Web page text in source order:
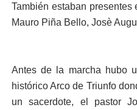
También estaban
Mauro Piña Bello, Josè
Antes de la marcha hubo
histórico Arco de Triunfo
un sacerdote, el pastor